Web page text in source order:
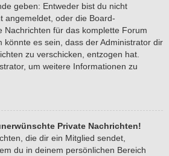
geben: Entweder bist du nicht
angemeldet, oder die Board-
Nachrichten für das komplette Forum
könnte es sein, dass der Administrator dir
zu verschicken, entzogen hat.
um weitere Informationen zu
Private Nachrichten!
die dir ein Mitglied sendet,
du in deinem persönlichen Bereich